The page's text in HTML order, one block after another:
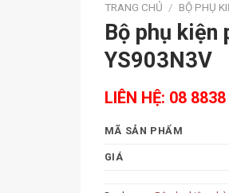
TRANG CHỦ / BỘ PHỤ
Bộ phụ kiện
YS903N3V
LIÊN HỆ: 08
MÃ SẢN PHẨM
GIÁ